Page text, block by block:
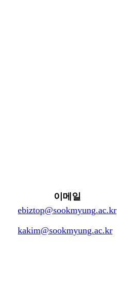
이메일
ebiztop@sookmyung.ac.kr
kakim@sookmyung.ac.kr